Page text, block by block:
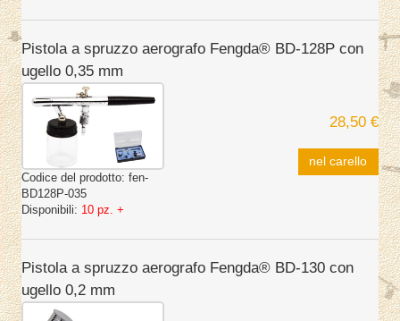
Pistola a spruzzo aerografo Fengda® BD-128P con
ugello 0,35 mm
Codice del prodotto: fen-
BD128P-035
Disponibili: 10 pz. +
28,50 €
nel carello
Pistola a spruzzo aerografo Fengda® BD-130 con
ugello 0,2 mm